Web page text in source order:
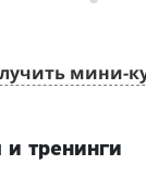
мини-
тренинги